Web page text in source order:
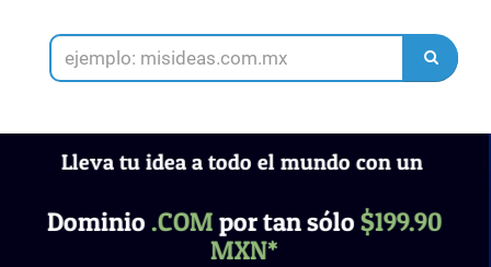
Lleva tu idea a todo el mundo con un
Dominio.COMpor tan sólo$199.90
MXN*